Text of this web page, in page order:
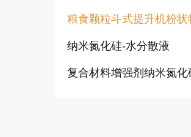
纳米氮化硅-水分散液
复合材料增强剂纳米氮化